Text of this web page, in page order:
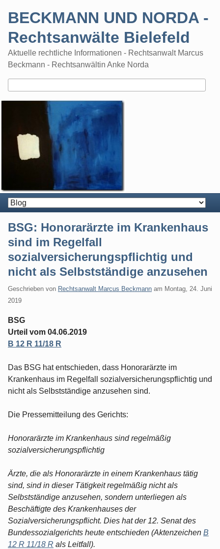
BECKMANN UND NORDA -
Rechtsanwälte Bielefeld
Aktuelle rechtliche Informationen - Rechtsanwalt Marcus
Beckmann - Rechtsanwältin Anke Norda
BSG: Honorarärzte im Krankenhaus
sind im Regelfall
sozialversicherungspflichtig und
nicht als Selbstständige anzusehen
Geschrieben von Rechtsanwalt Marcus Beckmann am Montag, 24. Juni
2019
BSG
Urteil vom 04.06.2019
B 12 R 11/18 R
Das BSG hat entschieden, dass Honorarärzte im
Krankenhaus im Regelfall sozialversicherungspflichtig und
nicht als Selbstständige anzusehen sind.
Die Pressemitteilung des Gerichts:
Honorarärzte im Krankenhaus sind regelmäßig
sozialversicherungspflichtig
Ärzte, die als Honorarärzte in einem Krankenhaus tätig
sind, sind in dieser Tätigkeit regelmäßig nicht als
Selbstständige anzusehen, sondern unterliegen als
Beschäftigte des Krankenhauses der
Sozialversicherungspflicht. Dies hat der 12. Senat des
Bundessozialgerichts heute entschieden (Aktenzeichen B
12 R 11/18 R als Leitfall).